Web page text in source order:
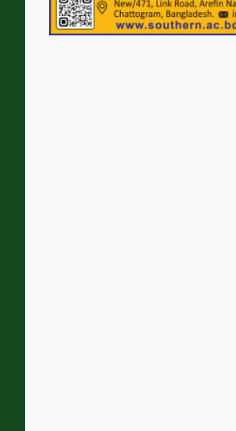
১১ দলীয় ঐক্য
আয়োজনে ৫ আগস্ট